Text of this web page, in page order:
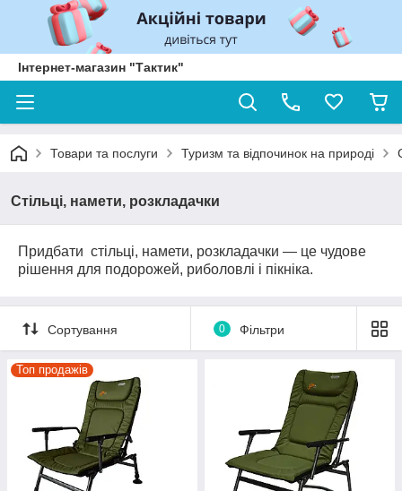
Інтернет-магазин "Тактик"
Товари та послуги Туризм та відпочинок на природі
Стільці, намети, розкладачки
Придбати стільці, намети, розкладачки — це чудове
рішення для подорожей, риболовлі і пікніка.
Сортування 0 Фільтри
Топ продажів